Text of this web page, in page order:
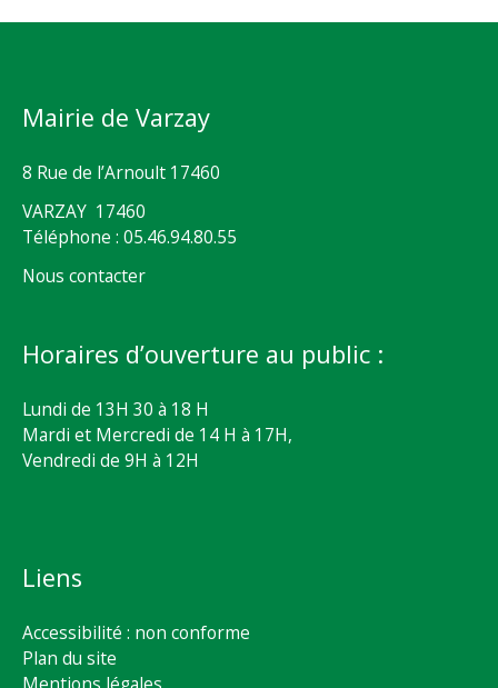
Mairie de Varzay
8 Rue de l’Arnoult 17460
VARZAY 17460
Téléphone : 05.46.94.80.55
Nous contacter
Horaires d’ouverture au public :
Lundi de 13H 30 à 18 H
Mardi et Mercredi de 14 H à 17H,
Vendredi de 9H à 12H
Liens
Accessibilité : non conforme
Plan du site